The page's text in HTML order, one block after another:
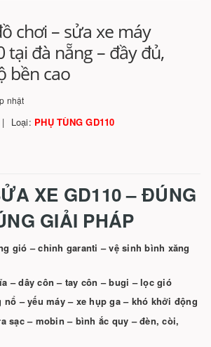
chơi – sửa xe máy
tại đà nẵng – đầy đủ,
bền cao
nhật
Loại: PHỤ TÙNG GD110
XE GD110 – ĐÚNG
GIẢI PHÁP
gió – chỉnh garanti – vệ sinh bình xăng
– dây côn – tay côn – bugi – lọc gió
– yếu máy – xe hụp ga – khó khởi động
sạc – mobin – bình ắc quy – đèn, còi,